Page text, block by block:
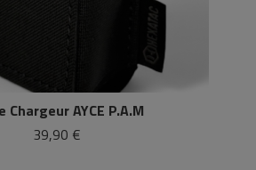
Chargeur AYCE P.A.M
39,90 €